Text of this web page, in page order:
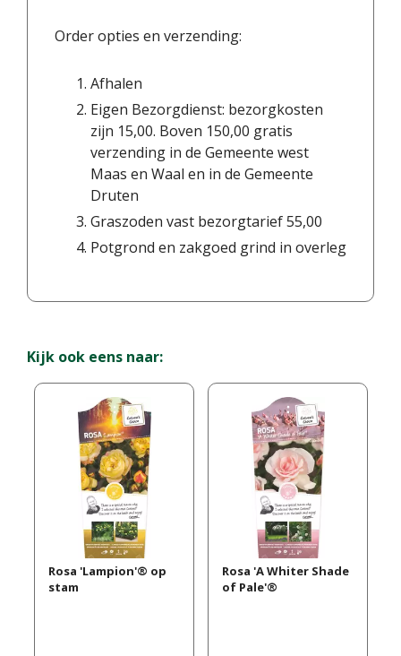
Order opties en verzending:
Afhalen
Eigen Bezorgdienst: bezorgkosten
zijn 15,00. Boven 150,00 gratis
verzending in de Gemeente west
Maas en Waal en in de Gemeente
Druten
Graszoden vast bezorgtarief 55,00
Potgrond en zakgoed grind in overleg
Kijk ook eens naar:
Rosa 'Lampion'® op
stam
Rosa 'A Whiter Shade
of Pale'®